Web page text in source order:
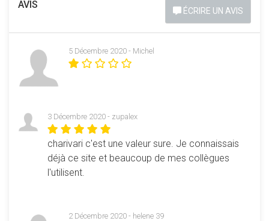
AVIS
ÉCRIRE UN AVIS
5 Décembre 2020 - Michel
3 Décembre 2020 - zupalex
charivari c'est une valeur sure. Je connaissais
déjà ce site et beaucoup de mes collègues
l'utilisent.
2 Décembre 2020 - helene 39